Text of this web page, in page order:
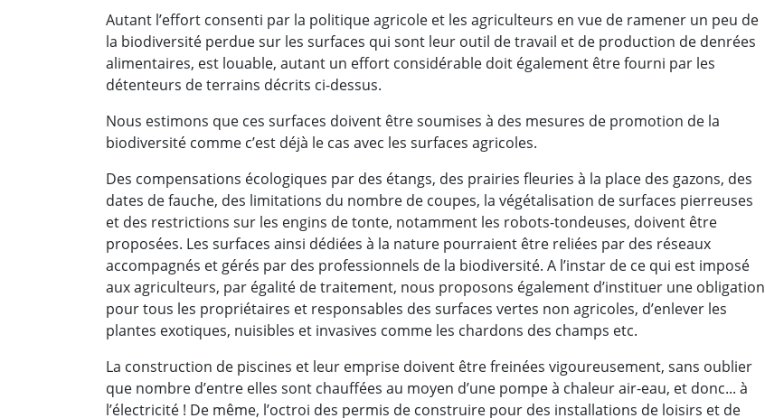
Autant l’effort consenti par la politique agricole et les agriculteurs en vue de ramener un peu de
la biodiversité perdue sur les surfaces qui sont leur outil de travail et de production de denrées
alimentaires, est louable, autant un effort considérable doit également être fourni par les
détenteurs de terrains décrits ci-dessus.
Nous estimons que ces surfaces doivent être soumises à des mesures de promotion de la
biodiversité comme c’est déjà le cas avec les surfaces agricoles.
Des compensations écologiques par des étangs, des prairies fleuries à la place des gazons, des
dates de fauche, des limitations du nombre de coupes, la végétalisation de surfaces pierreuses
et des restrictions sur les engins de tonte, notamment les robots-tondeuses, doivent être
proposées. Les surfaces ainsi dédiées à la nature pourraient être reliées par des réseaux
accompagnés et gérés par des professionnels de la biodiversité. A l’instar de ce qui est imposé
aux agriculteurs, par égalité de traitement, nous proposons également d’instituer une obligation
pour tous les propriétaires et responsables des surfaces vertes non agricoles, d’enlever les
plantes exotiques, nuisibles et invasives comme les chardons des champs etc.
La construction de piscines et leur emprise doivent être freinées vigoureusement, sans oublier
que nombre d’entre elles sont chauffées au moyen d’une pompe à chaleur air-eau, et donc... à
l’électricité ! De même, l’octroi des permis de construire pour des installations de loisirs et de